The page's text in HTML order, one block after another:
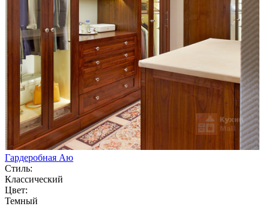
Гардеробная Аю
Стиль:
Классический
Цвет:
Темный